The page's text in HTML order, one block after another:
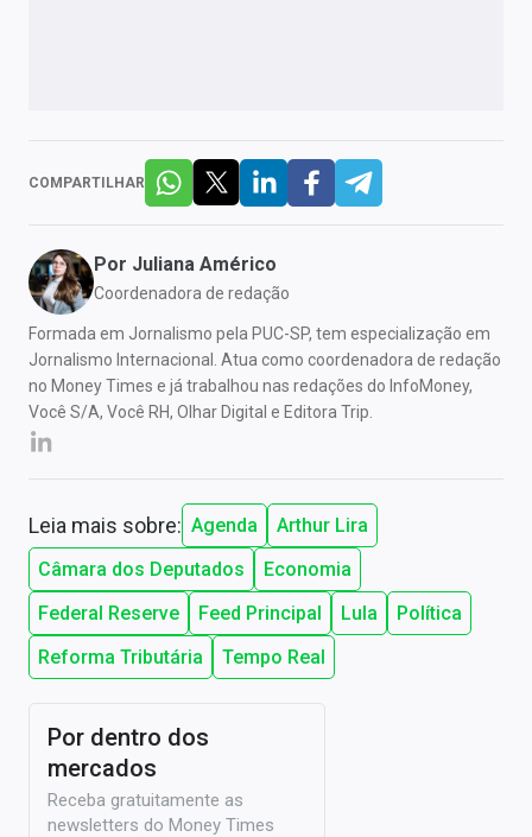
COMPARTILHAR
Por Juliana Américo
Coordenadora de redação
Formada em Jornalismo pela PUC-SP, tem especialização em
Jornalismo Internacional. Atua como coordenadora de redação
no Money Times e já trabalhou nas redações do InfoMoney,
Você S/A, Você RH, Olhar Digital e Editora Trip.
Leia mais sobre: Agenda
Arthur Lira
Câmara dos Deputados
Economia
Federal Reserve
Feed Principal Lula
Política
Reforma Tributária
Tempo Real
Por dentro dos
mercados
Receba gratuitamente as
newsletters do Money Times